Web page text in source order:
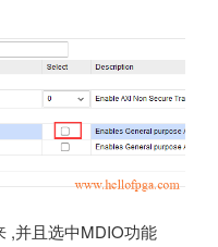
,并且选中MDIO功能